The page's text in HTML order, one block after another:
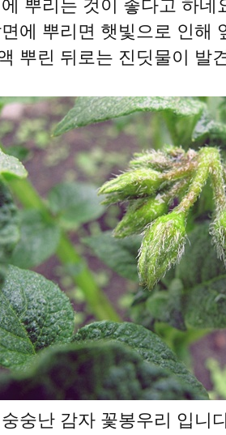
뿌리는 것이 좋다고 하네
에 뿌리면 햇빛으로 인해
뿌린 뒤로는 진딧물이 발
숭난 감자 꽃봉우리 입니